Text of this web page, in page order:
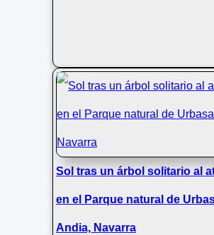
Sol tras un árbol solitario al
en el Parque natural de
Andia, Navarra